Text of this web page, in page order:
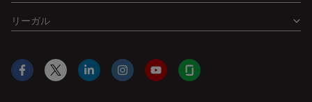
リーガル
Facebook
X LinkedInInstagramYouTubeGlassdoor